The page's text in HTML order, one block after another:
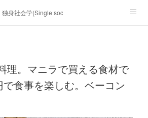
独身社会学(Single sociology)と高齢化社会学
物。
未来２１００研究所
理。マニラで買える食材で
食事を楽しむ。ベーコン